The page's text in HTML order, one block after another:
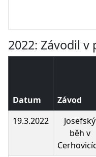
2022: Závodil
Datum Závod
19.3.2022
Josefský
běh v